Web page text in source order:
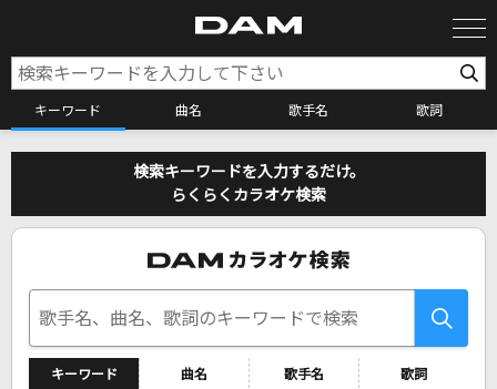
キーワード 曲名 歌手名 歌詞
カラオケ検索
カラオケリクエスト
検索キーワードを入力するだけ。
らくらくカラオケ検索
キーワード 曲名 歌手名 歌詞